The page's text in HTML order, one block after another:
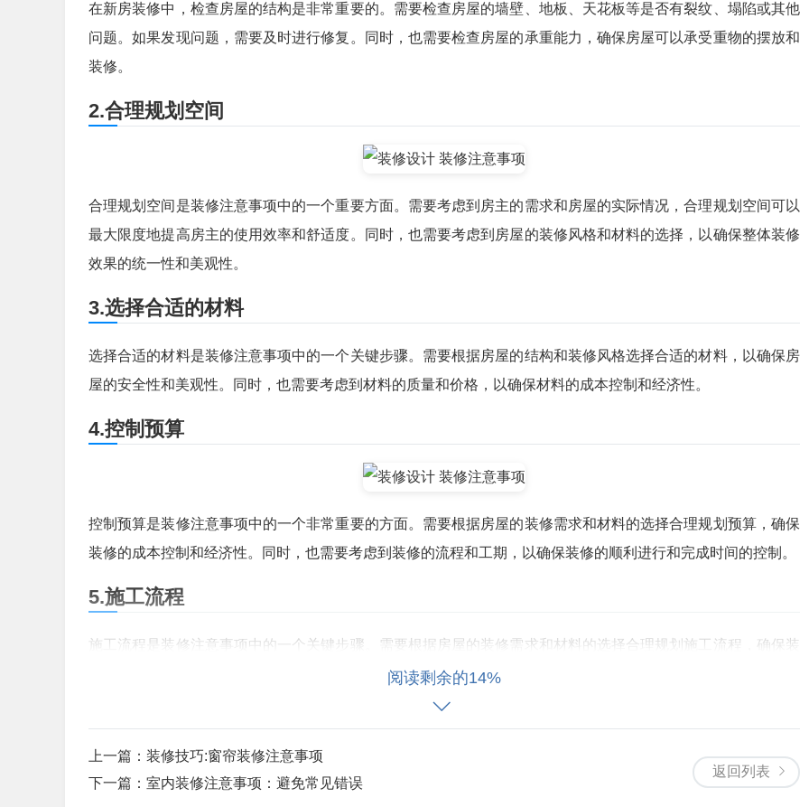
在新房装修中，检查房屋的结构是非常重要的。需要检查房屋的墙壁、地板、天花板等是否有裂纹、塌陷或其他
问题。如果发现问题，需要及时进行修复。同时，也需要检查房屋的承重能力，确保房屋可以承受重物的摆放和
装修。
2.合理规划空间
合理规划空间是装修注意事项中的一个重要方面。需要考虑到房主的需求和房屋的实际情况，合理规划空间可以
最大限度地提高房主的使用效率和舒适度。同时，也需要考虑到房屋的装修风格和材料的选择，以确保整体装修
效果的统一性和美观性。
3.选择合适的材料
选择合适的材料是装修注意事项中的一个关键步骤。需要根据房屋的结构和装修风格选择合适的材料，以确保房
屋的安全性和美观性。同时，也需要考虑到材料的质量和价格，以确保材料的成本控制和经济性。
4.控制预算
控制预算是装修注意事项中的一个非常重要的方面。需要根据房屋的装修需求和材料的选择合理规划预算，确保
装修的成本控制和经济性。同时，也需要考虑到装修的流程和工期，以确保装修的顺利进行和完成时间的控制。
5.施工流程
施工流程是装修注意事项中的一个关键步骤。需要根据房屋的装修需求和材料的选择合理规划施工流程，确保装
修的顺利进行和完成时间的控制。同时，也需要考虑到施工的安全性和质量，以确保房屋的安全性和美观性。
在问题和遗忘的关键步骤，从而达到最好的装修效果和节省成本。因此，装修注意事项是业主在装修过程中必须
遵循的重要原则。
阅读剩余的14%
返回列表
上一篇： 装修技巧:窗帘装修注意事项
下一篇： 室内装修注意事项：避免常见错误